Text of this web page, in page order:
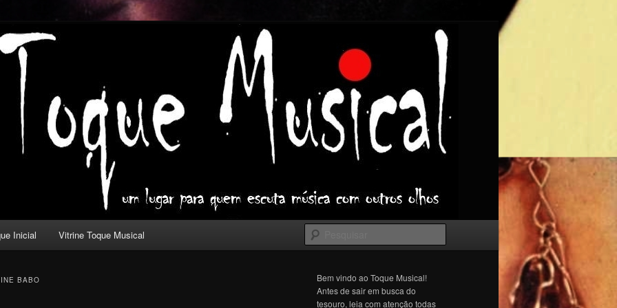
com outros olhos.
Inicial Vitrine Toque Musical
BABO
Bem vindo ao Toque Musical!
Antes de sair em busca do
tesouro, leia com atenção todas